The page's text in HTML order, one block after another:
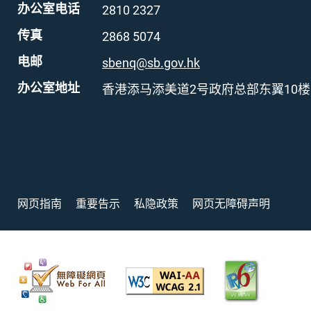
办公室电话 2810 2327
传真 2868 5074
电邮 sbenq@sb.gov.hk
办公室地址 香港添马添美道2号政府总部东翼10楼
网页指南 重要告示 私隐政策 网页无障碍声明